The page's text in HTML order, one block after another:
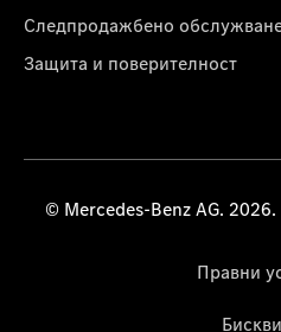
Следпродажбено
Защита и поверителност
© Mercedes-Benz AG.
Правни